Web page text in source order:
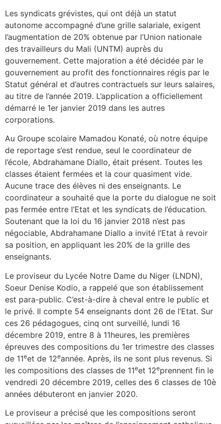
Les syndicats grévistes, qui ont déjà un statut
autonome accompagné d’une grille salariale, exigent
l’augmentation de 20% obtenue par l’Union nationale
des travailleurs du Mali (UNTM) auprès du
gouvernement. Cette majoration a été décidée par le
gouvernement au profit des fonctionnaires régis par le
Statut général et d’autres contractuels sur leurs salaires,
au titre de l’année 2019. L’application a officiellement
démarré le 1er janvier 2019 dans les autres
corporations.
Au Groupe scolaire Mamadou Konaté, où notre équipe
de reportage s’est rendue, seul le coordinateur de
l’école, Abdrahamane Diallo, était présent. Toutes les
classes étaient fermées et la cour quasiment vide.
Aucune trace des élèves ni des enseignants. Le
coordinateur a souhaité que la porte du dialogue ne soit
pas fermée entre l’Etat et les syndicats de l’éducation.
Soutenant que la loi du 16 janvier 2018 n’est pas
négociable, Abdrahamane Diallo a invité l’Etat à revoir
sa position, en appliquant les 20% de la grille des
enseignants.
Le proviseur du Lycée Notre Dame du Niger (LNDN),
Soeur Denise Kodio, a rappelé que son établissement
est para-public. C’est-à-dire à cheval entre le public et
le privé. Il compte 54 enseignants dont 26 de l’Etat. Sur
ces 26 pédagogues, cinq ont surveillé, lundi 16
décembre 2019, entre 8 à 11heures, les premières
épreuves des compositions du 1er trimestre des classes
de 11eet de 12eannée. Après, ils ne sont plus revenus. Si
les compositions des classes de 11eet 12eprennent fin le
vendredi 20 décembre 2019, celles des 6 classes de 10è
années débuteront en janvier 2020.
Le proviseur a précisé que les compositions seront